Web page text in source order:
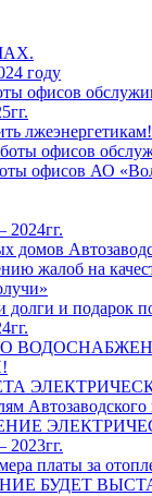
году
офисов
лжеэнергетикам!
офисов
офисов АО
2024гг.
жалоб на
долги и подарок
2023гг.
платы за
БУДЕТ